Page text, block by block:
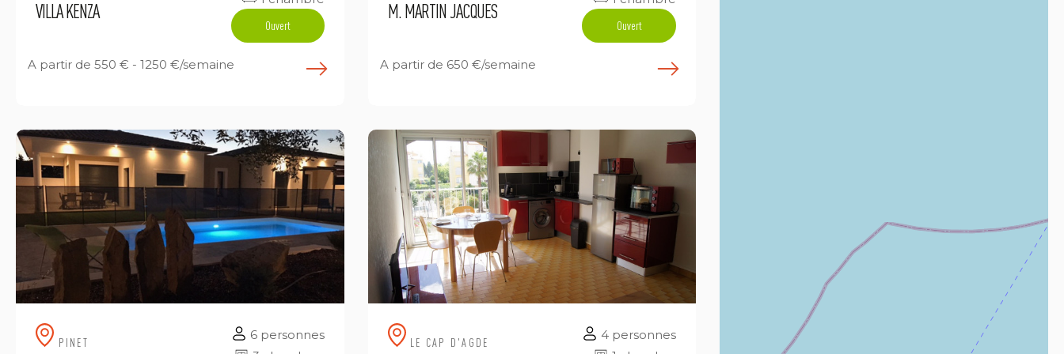
VILLA KENZA
Ouvert
A partir de 550 € - 1250 €/semaine En savoir plus
M. MARTIN JACQUES
Ouvert
A partir de 650 €/semaine
PINET
6 personnes
LE CAP D'AGDE
4 personnes